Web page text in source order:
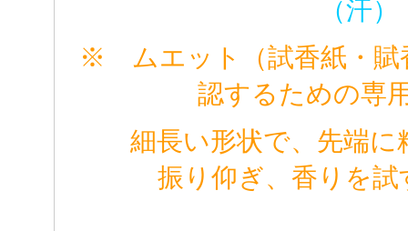
（汗）
※ ムエット（試香紙・賦
認するための専
細長い形状で、先端に
振り仰ぎ、香りを